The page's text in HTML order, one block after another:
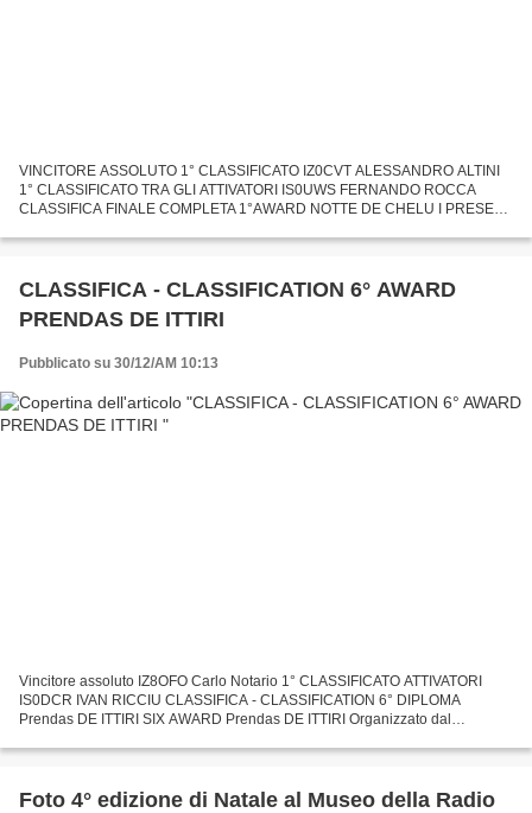
VINCITORE ASSOLUTO 1° CLASSIFICATO IZ0CVT ALESSANDRO ALTINI
1° CLASSIFICATO TRA GLI ATTIVATORI IS0UWS FERNANDO ROCCA
CLASSIFICA FINALE COMPLETA 1°AWARD NOTTE DE CHELU I PRESEPI
gestito...
CLASSIFICA - CLASSIFICATION 6° AWARD
PRENDAS DE ITTIRI
Pubblicato su 30/12/AM 10:13
Vincitore assoluto IZ8OFO Carlo Notario 1° CLASSIFICATO ATTIVATORI
IS0DCR IVAN RICCIU CLASSIFICA - CLASSIFICATION 6° DIPLOMA
Prendas DE ITTIRI SIX AWARD Prendas DE ITTIRI Organizzato dal
Foto 4° edizione di Natale al Museo della Radio